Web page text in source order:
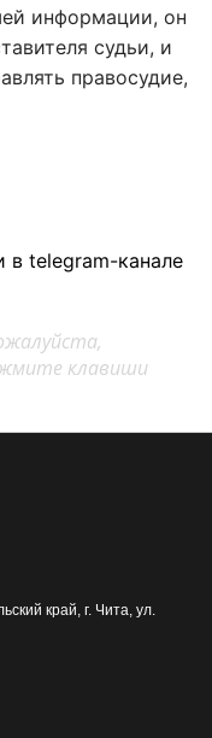
информации, он
судьи, и
правосудие,
в telegram-канале
клавиши
край, г. Чита, ул.